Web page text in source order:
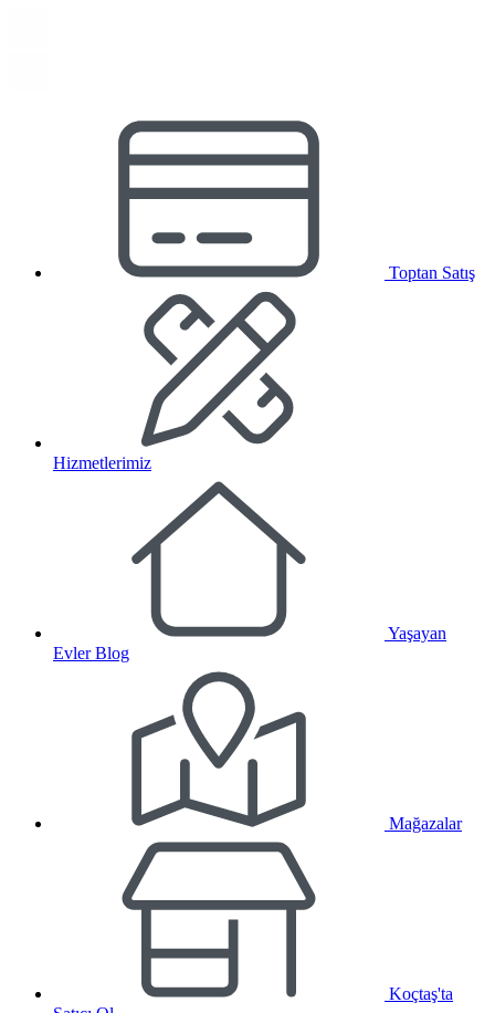
Toptan Satış
Hizmetlerimiz
Yaşayan
Evler Blog
Mağazalar
Koçtaş'ta